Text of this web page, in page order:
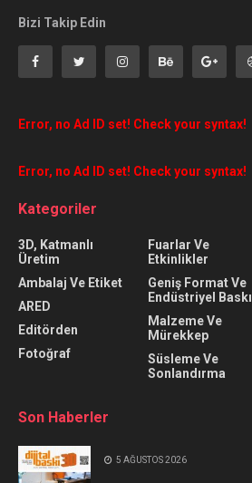
Bizi Takip Edin
Error, no Ad ID set! Check your syntax!
Error, no Ad ID set! Check your syntax!
Kategoriler
3D, Katmanlı
Üretim
Ambalaj Ve Etiket
ARED
Editörden
Fotoğraf
Fuarlar Ve
Etkinlikler
Geniş Format Ve
Endüstriyel Baskı
Malzeme Ve
Mürekkep
Süsleme Ve
Sonlandırma
Son Haberler
5 AĞUSTOS 2026